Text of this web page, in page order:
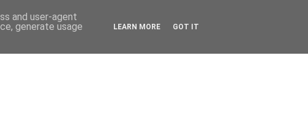
and user-agent
generate usage
LEARN MORE GOT IT